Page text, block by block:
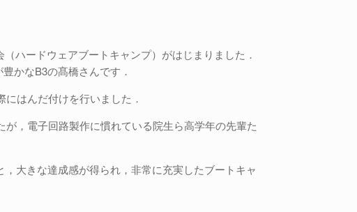
ハードウェアブートキャンプ）がはじまりました．
かなB3の髙橋さんです．
はんだ付けを行いました．
，電子回路製作に慣れている院生ら高学年の先輩た
大きな達成感が得られ，非常に充実したブートキャ